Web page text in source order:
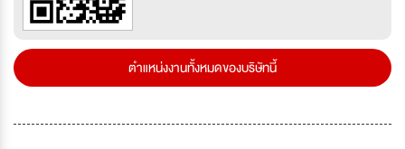
ตำแหน่งงานทั้งหมดของบริษัทนี้